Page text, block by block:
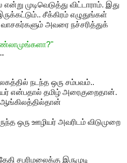
முடிவெடுத்து விட்டாராம். இது
சீக்கிரம் எழுதுங்கள்
அவரை நச்சரித்துக்
நடந்த ஒரு சம்பவம்..
என்பதால் தமிழ் அரைகுறைதான்.
ஒரு ஊழியர் அவரிடம் விடுமுறை
சபரிமலைக்கு இருமுடி